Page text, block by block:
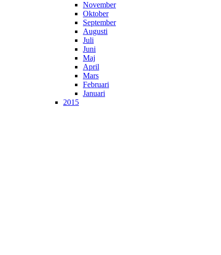
November
Oktober
September
Augusti
Juli
Juni
Maj
April
Mars
Februari
Januari
2015